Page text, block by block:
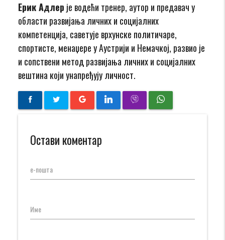
Ерик Адлер је водећи тренер, аутор и предавач у
области развијања личних и социјалних
компетенција, саветује врхунске политичаре,
спортисте, менаџере у Аустрији и Немачкој, развио је
и сопствени метод развијања личних и социјалних
вештина који унапређују личност.
Остави коментар
е-пошта
Име